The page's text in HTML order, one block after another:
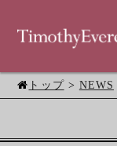
トップ > NEWS